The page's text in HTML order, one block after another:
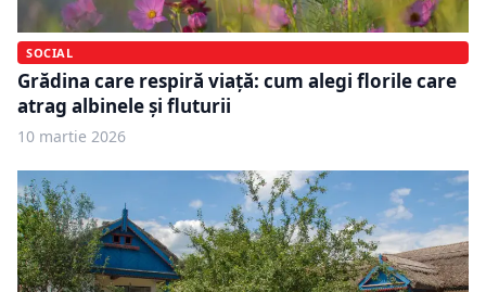
SOCIAL
Grădina care respiră viață: cum alegi florile care
atrag albinele și fluturii
10 martie 2026